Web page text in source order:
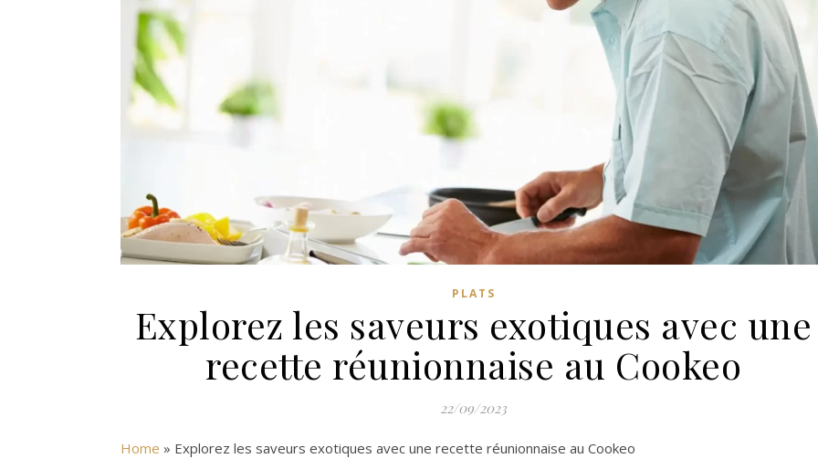
PLATS
Explorez les saveurs exotiques avec une
recette réunionnaise au Cookeo
22/09/2023
Home » Explorez les saveurs exotiques avec une recette réunionnaise au Cookeo